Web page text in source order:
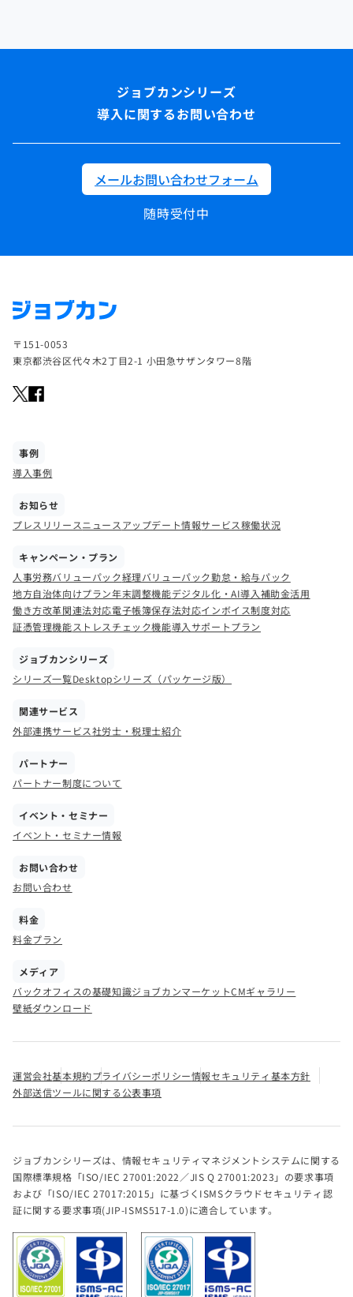
導入に関するお問い合わせ
メールお問い合わせフォーム
随時受付中
〒151-0053
東京都渋谷区代々木2丁目2-1 小田急サザンタワー8階
事例
導入事例
お知らせ
プレスリリースニュース アップデート情報サービス稼働状況
キャンペーン・プラン
人事労務バリューパック経理バリューパック勤怠・給与パック
地方自治体向けプラン年末調整機能デジタル化・AI導入補助金活用
働き方改革関連法対応電子帳簿保存法対応インボイス制度対応
証憑管理機能ストレスチェック機能導入サポートプラン
ジョブカンシリーズ
シリーズ一覧Desktopシリーズ（パッケージ版）
関連サービス
外部連携サービス社労士・税理士紹介
パートナー
パートナー制度について
イベント・セミナー
イベント・セミナー情報
お問い合わせ
お問い合わせ
料金
料金プラン
メディア
バックオフィスの基礎知識ジョブカンマーケットCMギャラリー
壁紙ダウンロード
運営会社基本規約プライバシーポリシー情報セキュリティ基本方針
外部送信ツールに関する公表事項
ジョブカンシリーズは、情報セキュリティマネジメントシステムに関する
国際標準規格「ISO/IEC 27001:2022／JIS Q 27001:2023」の要求事項
および「ISO/IEC 27017:2015」に基づくISMSクラウドセキュリティ認
証に関する要求事項(JIP-ISMS517-1.0)に適合しています。